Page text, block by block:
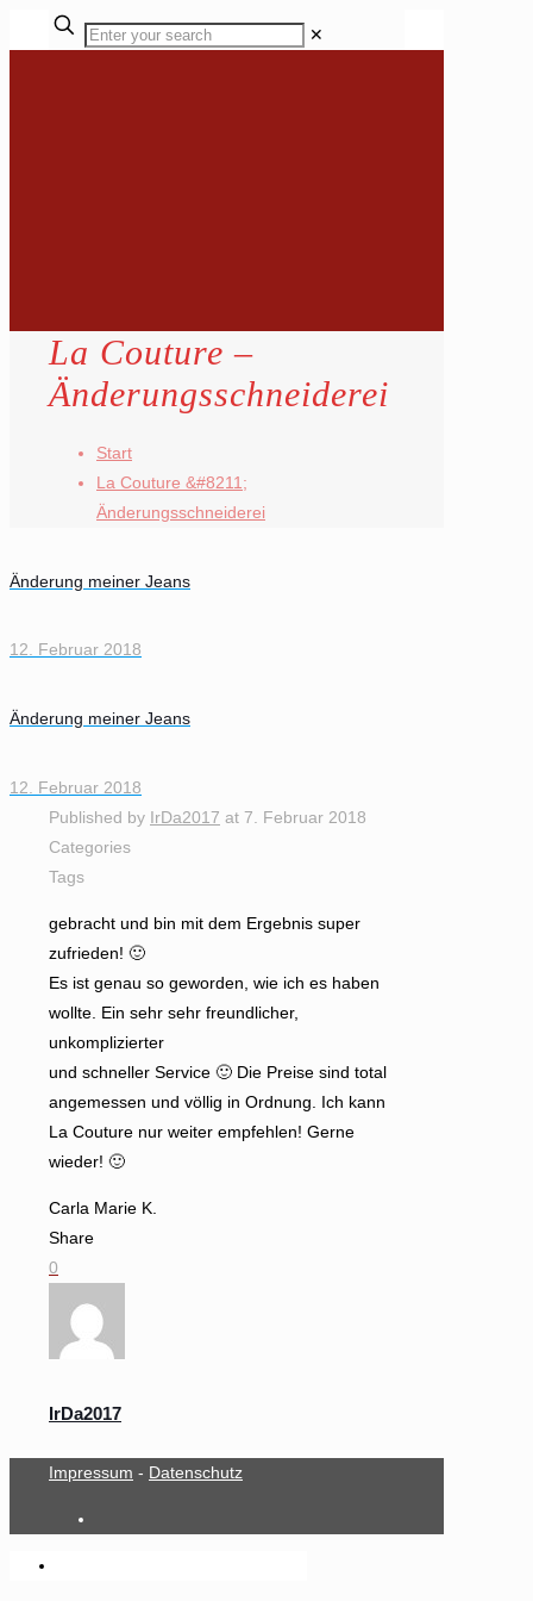
✕
La Couture –
Änderungsschneiderei
Start
La Couture &#8211;
Änderungsschneiderei
Änderung meiner Jeans
12. Februar 2018
Änderung meiner Jeans
12. Februar 2018
Published by IrDa2017 at 7. Februar 2018
Categories
Tags
gebracht und bin mit dem Ergebnis super
zufrieden! 🙂
Es ist genau so geworden, wie ich es haben
wollte. Ein sehr sehr freundlicher,
unkomplizierter
und schneller Service 🙂 Die Preise sind total
angemessen und völlig in Ordnung. Ich kann
La Couture nur weiter empfehlen! Gerne
wieder! 🙂
Carla Marie K.
Share
0
IrDa2017
Impressum - Datenschutz